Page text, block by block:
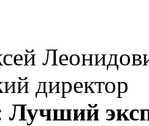
директор
Лучший